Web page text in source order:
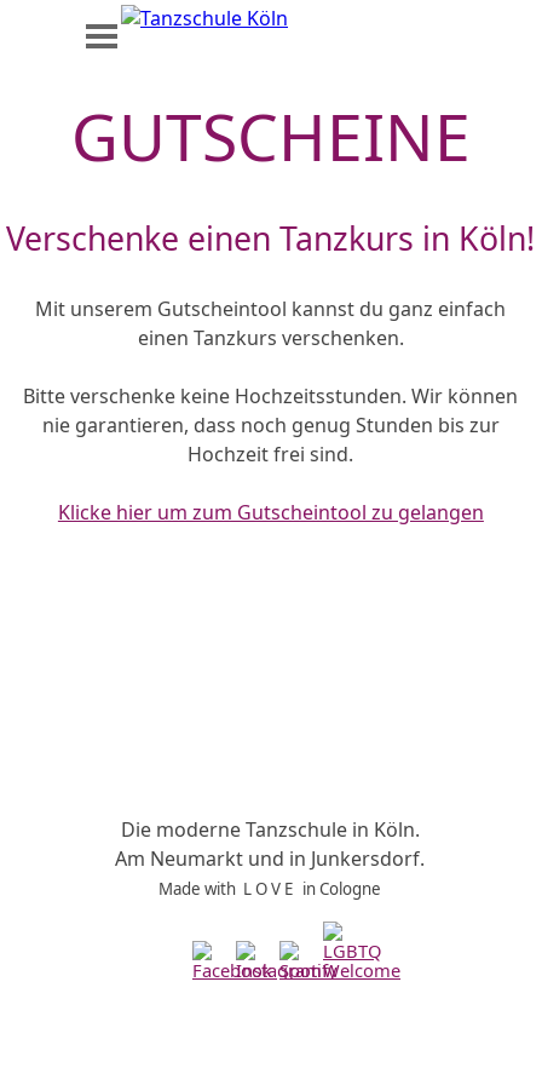
Direkt zum Seiteninhalt
Menü überspringen
GUTSCHEINE
Verschenke einen Tanzkurs in Köln!
Mit unserem Gutscheintool kannst du ganz einfach
einen Tanzkurs verschenken.
Bitte verschenke keine Hochzeitsstunden. Wir können
nie garantieren, dass noch genug Stunden bis zur
Hochzeit frei sind.
Klicke hier um zum Gutscheintool zu gelangen
Die moderne Tanzschule in Köln.
Am Neumarkt und in Junkersdorf.
Made with L O V E in Cologne